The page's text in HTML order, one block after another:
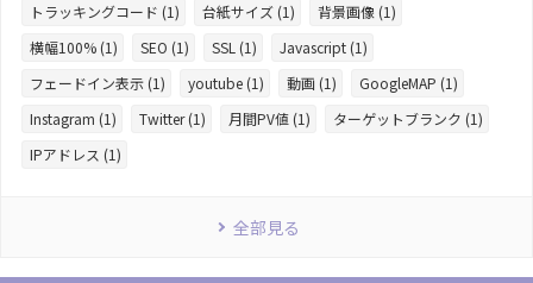
トラッキングコード (1)
台紙サイズ (1)
背景画像 (1)
横幅100% (1)
SEO (1) SSL (1)
Javascript (1)
フェードイン表示 (1)
youtube (1) 動画 (1)
GoogleMAP (1)
Instagram (1)
Twitter (1) 月間PV値 (1)
ターゲットブランク (1)
IPアドレス (1)
全部見る